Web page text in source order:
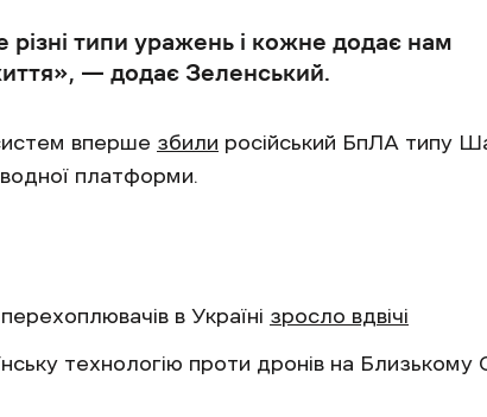
типи уражень і кожне додає нам
— додає Зеленський.
вперше збили російський БпЛА типу
платформи.
в Україні зросло вдвічі
технологію проти дронів на Близькому